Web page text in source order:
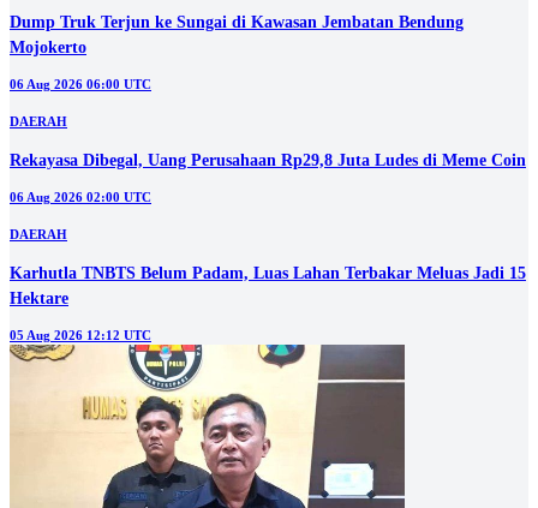
06 Aug 2026 02:00 UTC
Karhutla TNBTS Belum Padam, Luas Lahan Terbakar Meluas Jadi 15
05 Aug 2026 12:12 UTC